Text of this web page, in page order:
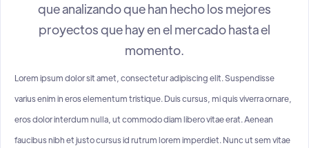
que analizando que han hecho los mejores
proyectos que hay en el mercado hasta el
momento.
Lorem ipsum dolor sit amet, consectetur adipiscing elit. Suspendisse
varius enim in eros elementum tristique. Duis cursus, mi quis viverra ornare,
eros dolor interdum nulla, ut commodo diam libero vitae erat. Aenean
faucibus nibh et justo cursus id rutrum lorem imperdiet. Nunc ut sem vitae